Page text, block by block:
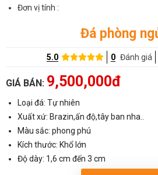
Đơn vị tính :
Đá phòng
5.0 0 Đánh giá
GIÁ BÁN: 9,500,000đ
Loại đá: Tự nhiên
Xuất xứ: Brazin,ấn độ,tây ban nha..
Màu sắc: phong phú
Kích thước: Khổ lớn
Độ dày: 1,6 cm đến 3 cm